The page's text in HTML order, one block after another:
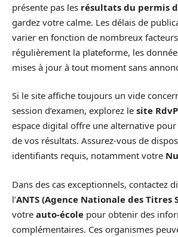
présente pas les résultats du permis
gardez votre calme. Les délais de
varier en fonction de nombreux
régulièrement la plateforme, les
mises à jour à tout moment sans
Si le site affiche toujours un vide
session d’examen, explorez le site
espace digital offre une alternative pour
de vos résultats. Assurez-vous de
identifiants requis, notamment votre
Dans des cas exceptionnels, contactez
l’ANTS (Agence Nationale des Titres
votre auto-école pour obtenir des
complémentaires. Ces organismes